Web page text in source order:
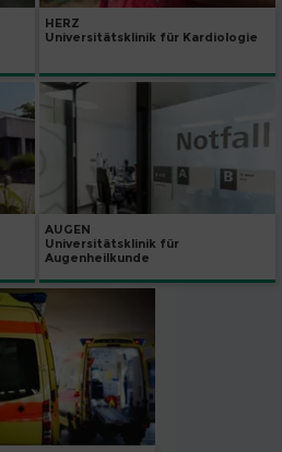
HERZ
Universitätsklinik für Kardiologie
AUGEN
Universitätsklinik für
Augenheilkunde